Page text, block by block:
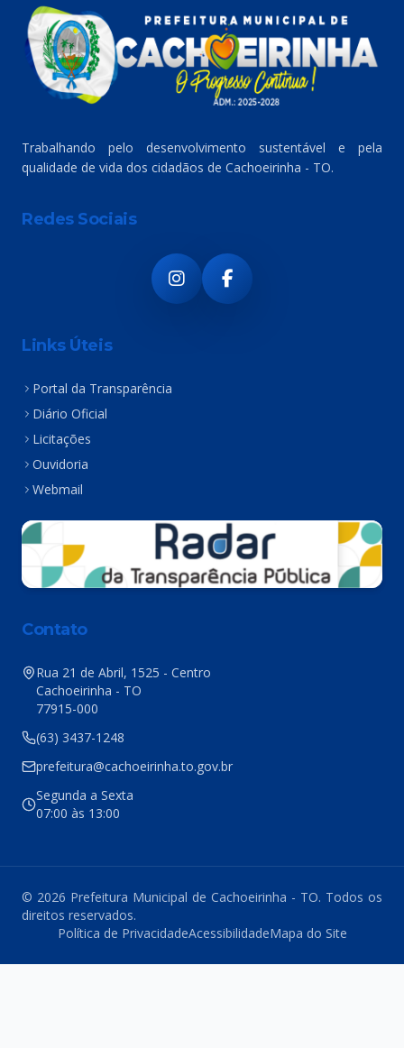
Trabalhando pelo desenvolvimento sustentável e pela
qualidade de vida dos cidadãos de Cachoeirinha - TO.
Redes Sociais
Links Úteis
Portal da Transparência
Diário Oficial
Licitações
Ouvidoria
Webmail
Contato
Rua 21 de Abril, 1525 - Centro
Cachoeirinha - TO
77915-000
(63) 3437-1248
prefeitura@cachoeirinha.to.gov.br
Segunda a Sexta
07:00 às 13:00
© 2026 Prefeitura Municipal de Cachoeirinha - TO. Todos os
direitos reservados.
Política de PrivacidadeAcessibilidadeMapa do Site